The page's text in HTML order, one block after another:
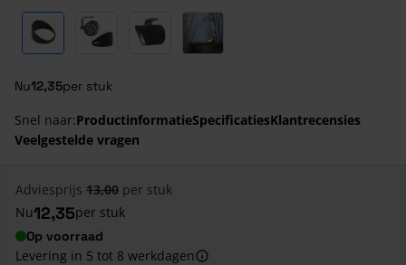
View larger image
View larger imageView larger imageView larger image
Nu12,35per stuk
Snel naar:ProductinformatieSpecificatiesKlantrecensies
Veelgestelde vragen
Adviesprijs 13,00 per stuk
Nu12,35per stuk
Op voorraad
Levering in 5 tot 8 werkdagen